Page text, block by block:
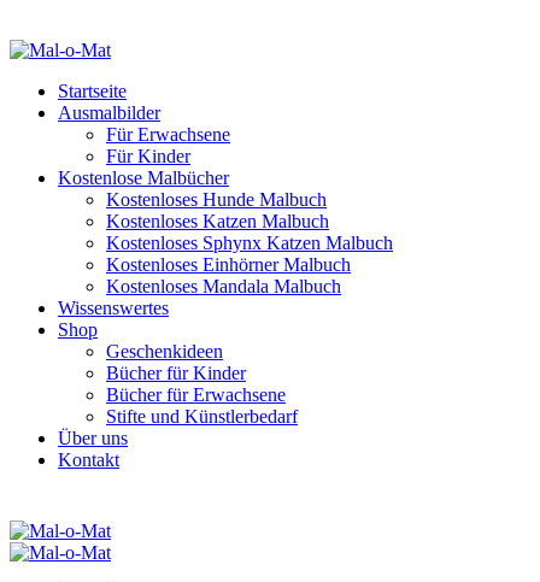
Startseite
Ausmalbilder
Für Erwachsene
Für Kinder
Kostenlose Malbücher
Kostenloses Hunde Malbuch
Kostenloses Katzen Malbuch
Kostenloses Sphynx Katzen Malbuch
Kostenloses Einhörner Malbuch
Kostenloses Mandala Malbuch
Wissenswertes
Shop
Geschenkideen
Bücher für Kinder
Bücher für Erwachsene
Stifte und Künstlerbedarf
Über uns
Kontakt